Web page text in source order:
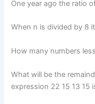
One year ago the ratio
When n is divided by 8
How many numbers
What will be the
expression 22 15 13 15